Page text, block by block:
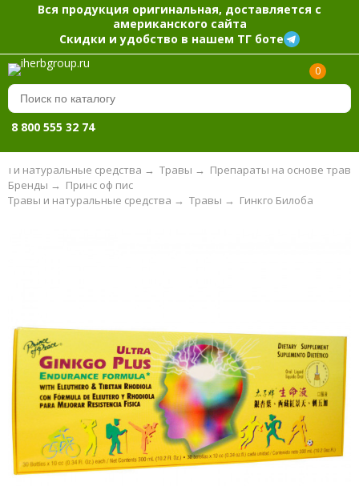
Вся продукция оригинальная, доставляется с
американского сайта
Скидки и удобство в нашем ТГ боте
0
8 800 555 32 74
и натуральные средства → Травы → Препараты на основе трав
Принс оф пис
Бренды →
Гинкго Билоба
Травы →
Травы и натуральные средства →